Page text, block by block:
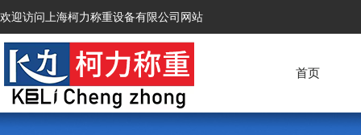
欢迎访问上海柯力称重设备有限公司网站
首页